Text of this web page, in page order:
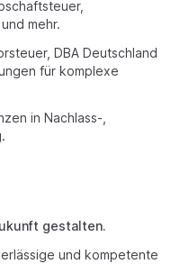
mehr.
DBA Deutschland
für komplexe
in Nachlass-,
gestalten.
und kompetente